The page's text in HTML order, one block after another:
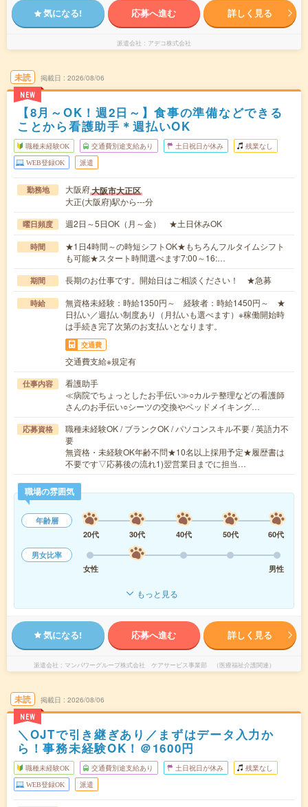
気になる! 応募へ進む 詳しく見る
派遣会社 アデコ株式会社
未読
NEW
掲載日 2026/08/06
【8月～OK！週2日～】食事の準備などできる
ことから看護助手＊週払いOK
職種未経験OK 交通費別途支給あり 土日祝日が休み 残業なし
WEB登録OK 派遣
勤務地 大阪府大阪市大正区
大正(大阪府)駅から---分
曜日頻度 週2日～5日OK（月～金） ★土日休みOK
時間
★1日4時間～の時短シフトOK★もちろんフルタイムシフト
も可能★スタート時間選べます7:00～16:…
期間 長期のお仕事です。開始日はご相談ください！ ★急募
時給
無資格未経験：時給1350円～ 経験者：時給1450円～ ★
日払い／週払い制度あり（月払いも選べます）※稼働開始時
は手続き完了次第のお支払いとなります。
交通費
交通費支給※規定有
仕事内容
看護助手
≪病院でちょっとしたお手伝い≫○カルテ整理などの看護師
さんのお手伝い○シーツの交換やベッドメイキング…
応募資格
職種未経験OK / ブランクOK / パソコンスキル不要 / 英語力不
要
無資格・未経験OK年齢不問★10名以上採用予定★履歴書は
不要です▽応募後の流れ1)翌営業日までに担当…
職場の雰囲気
年齢層
20代
30代 40代 50代
60代
男女比率
女性
男性
もっと見る
気になる! 応募へ進む 詳しく見る
派遣会社 マンパワーグループ株式会社 ケアサービス事業部 （医療福祉介護関連）
未読
NEW
掲載日 2026/08/06
＼OJTで引き継ぎあり／まずはデータ入力か
ら！事務未経験OK！＠1600円
職種未経験OK 交通費別途支給あり 土日祝日が休み 残業なし
WEB登録OK 派遣